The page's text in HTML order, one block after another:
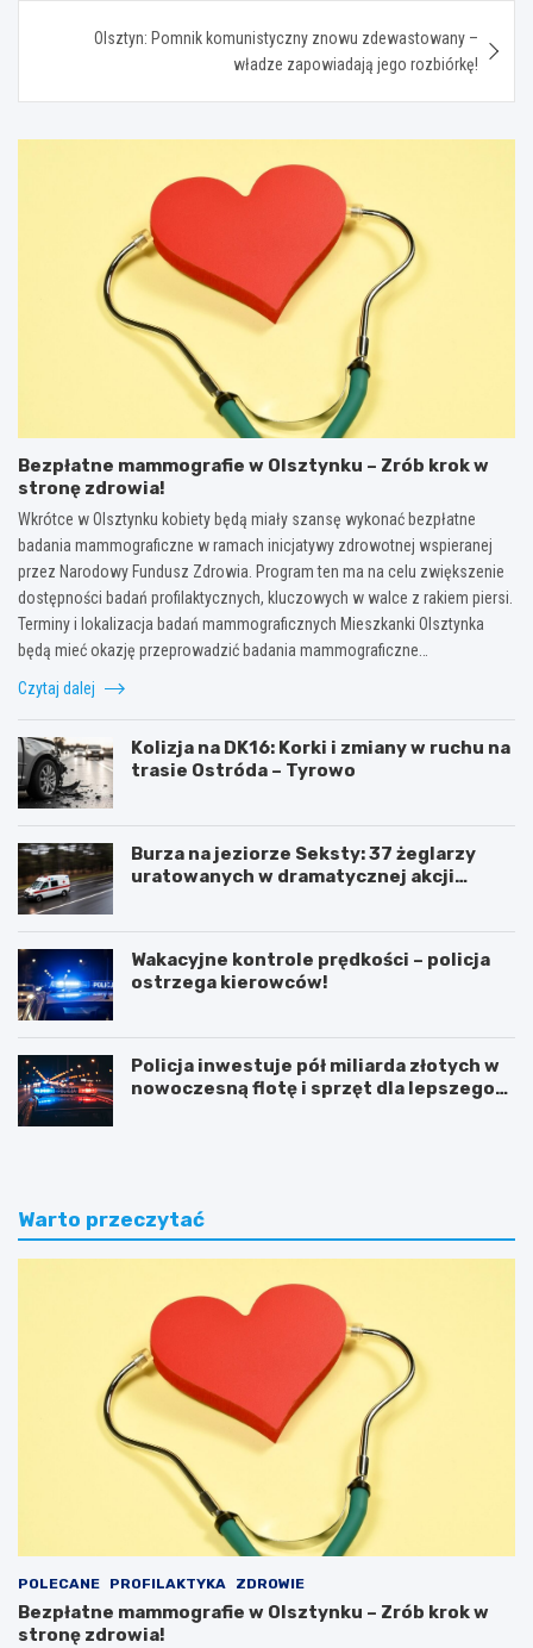
Olsztyn: Pomnik komunistyczny znowu zdewastowany –
władze zapowiadają jego rozbiórkę!
Bezpłatne mammografie w Olsztynku – Zrób krok w
stronę zdrowia!
Wkrótce w Olsztynku kobiety będą miały szansę wykonać bezpłatne
badania mammograficzne w ramach inicjatywy zdrowotnej wspieranej
przez Narodowy Fundusz Zdrowia. Program ten ma na celu zwiększenie
dostępności badań profilaktycznych, kluczowych w walce z rakiem piersi.
Terminy i lokalizacja badań mammograficznych Mieszkanki Olsztynka
będą mieć okazję przeprowadzić badania mammograficzne…
Czytaj dalej
Kolizja na DK16: Korki i zmiany w ruchu na
trasie Ostróda – Tyrowo
Burza na jeziorze Seksty: 37 żeglarzy
uratowanych w dramatycznej akcji
Wakacyjne kontrole prędkości – policja
ostrzega kierowców!
Policja inwestuje pół miliarda złotych w
nowoczesną flotę i sprzęt dla lepszego
Warto przeczytać
POLECANE PROFILAKTYKA ZDROWIE
Bezpłatne mammografie w Olsztynku – Zrób krok w
stronę zdrowia!